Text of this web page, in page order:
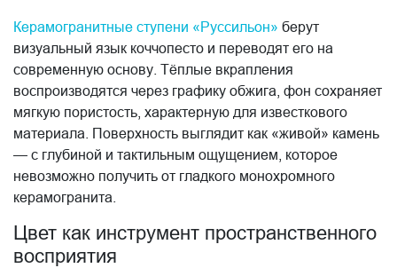
Керамогранитные ступени «Руссильон» берут
визуальный язык коччопесто и переводят его на
современную основу. Тёплые вкрапления
воспроизводятся через графику обжига, фон сохраняет
мягкую пористость, характерную для известкового
материала. Поверхность выглядит как «живой» камень
— с глубиной и тактильным ощущением, которое
невозможно получить от гладкого монохромного
керамогранита.
Цвет как инструмент пространственного
восприятия